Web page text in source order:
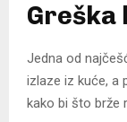
Greška
Jedna od
izlaze iz kuće, a
kako bi što brže